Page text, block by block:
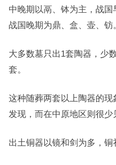
中晚期以鬲、钵为主，战国
战国晚期为鼎、盒、壶、钫
大多数墓只出1套陶器，少
套。
这种随葬两套以上陶器的
发现，而在中原地区则很少
出土铜器以镜和剑为多，铜